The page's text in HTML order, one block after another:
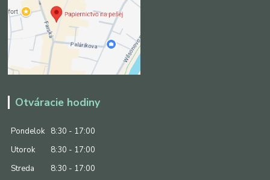
Otváracie hodiny
Pondelok
8:30 - 17:00
Utorok
8:30 - 17:00
Streda
8:30 - 17:00